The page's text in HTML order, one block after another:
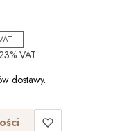
VAT
dostawy.